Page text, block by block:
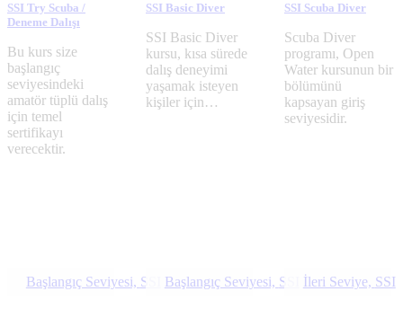
SSI Try Scuba /
Deneme Dalışı
Bu kurs size
başlangıç ​​
seviyesindeki
amatör tüplü dalış
için temel
sertifikayı
verecektir.
SSI Basic Diver
SSI Basic Diver
kursu, kısa sürede
dalış deneyimi
yaşamak isteyen
kişiler için…
SSI Scuba Diver
Scuba Diver
programı, Open
Water kursunun bir
bölümünü
kapsayan giriş
seviyesidir.
Başlangıç Seviyesi, SSI Başlangıç Seviyesi, SSI İleri Seviye, SSI